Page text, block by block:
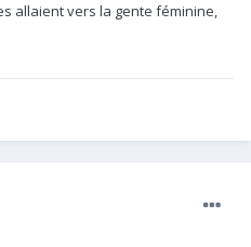
allaient vers la gente féminine,